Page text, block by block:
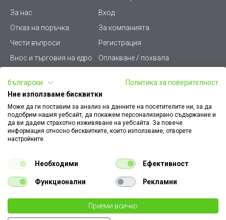
€ 0.21
За нас
Вход
Отказ на поръчка
За компанията
Чести въпроси
Регистрация
Внос и търговия на едро
Оплакване / похвала
Условия за ползване
Стани дистрибутор
Карта на сайта
Кариери
Как да намеря документ
към поръчка
Платформа за AРС
Конфигуратор за ел.
ключове и контакти
Уважаеми Клиенти, моля да имате предвид, че всички изображения на
нашия сайт са илюстративни,
български
Политика за поверителност
Ние използваме бисквитки
Може да ги поставим за анализ на данните на посетителите ни, за да
подобрим нашия уебсайт, да покажем персонализирано съдържание и
да ви дадем страхотно изживяване на уебсайта. За повече
информация относно бисквитките, които използваме, отворете
настройките.
Необходими Ефективност
Функционални Рекламни
Приеми всичко